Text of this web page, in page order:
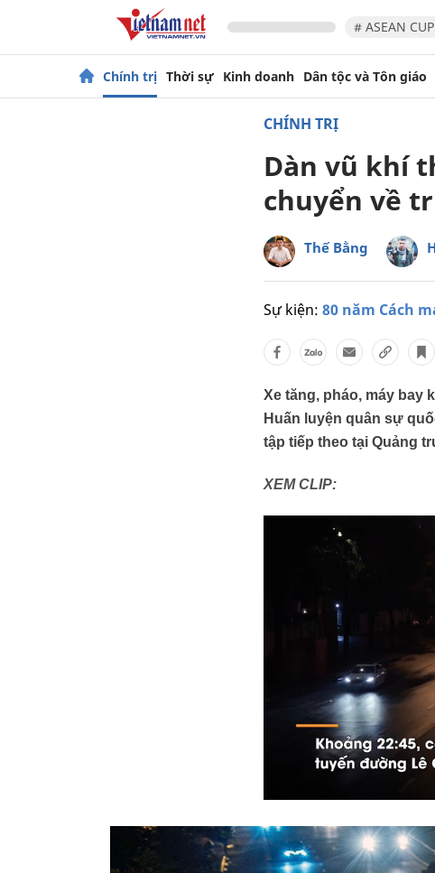
# ASEAN
Chính trị Thời sự Kinh doanh Dân tộc và Tôn giáo
CHÍNH TRỊ
Dàn vũ khí
chuyển về
Thế Bằng
Sự kiện: 80 năm Cách
Xe tăng, pháo, máy bay
Huấn luyện quân sự
tập tiếp theo tại Quảng
XEM CLIP: